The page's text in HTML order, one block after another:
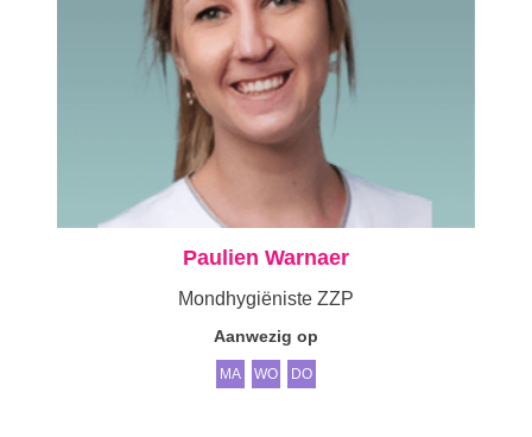
Paulien Warnaer
Mondhygiëniste ZZP
Aanwezig op
MA WO DO